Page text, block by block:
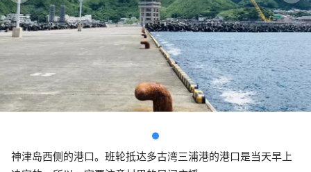
神津岛西侧的港口。班轮抵达多古湾三浦港的港口是当天早上